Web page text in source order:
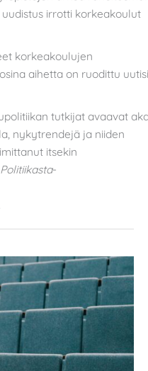
irrotti korkeakoulut
korkeakoulujen
aihetta on ruodittu
tutkijat avaavat
nykytrendejä ja niiden
itsekin
Politiikasta-